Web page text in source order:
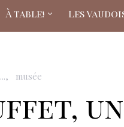
À table! Les
musée